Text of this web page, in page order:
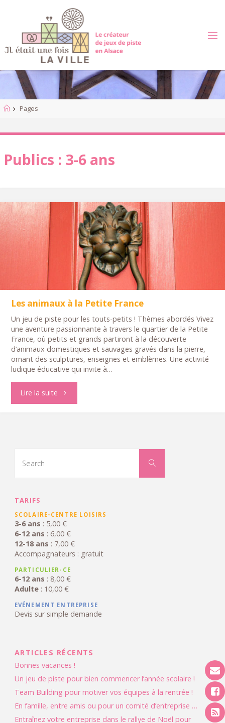
HomePages
Publics : 3-6 ans
Les animaux à la Petite France
Un jeu de piste pour les touts-petits ! Thèmes abordés Vivez
une aventure passionnante à travers le quartier de la Petite
France, où petits et grands partiront à la découverte
d’animaux domestiques et sauvages gravés dans la pierre,
ornant des sculptures, enseignes et emblèmes. Une activité
ludique éducative qui invite à…
Lire la suite"Les
Search
TARIFS
SCOLAIRE-CENTRE LOISIRS
3-6 ans : 5,00 €
6-12 ans : 6,00 €
12-18 ans : 7,00 €
Accompagnateurs : gratuit
PARTICULIER-CE
6-12 ans : 8,00 €
Adulte: 10,00 €
EVÉNEMENT ENTREPRISE
Devis sur simple demande
ARTICLES RÉCENTS
Bonnes vacances !
Un jeu de piste pour bien commencer l’année scolaire !
Team Building pour motiver vos équipes à la rentrée !
En famille, entre amis ou pour un comité d’entreprise …
Entraînez votre entreprise dans le rallye de Noël pour